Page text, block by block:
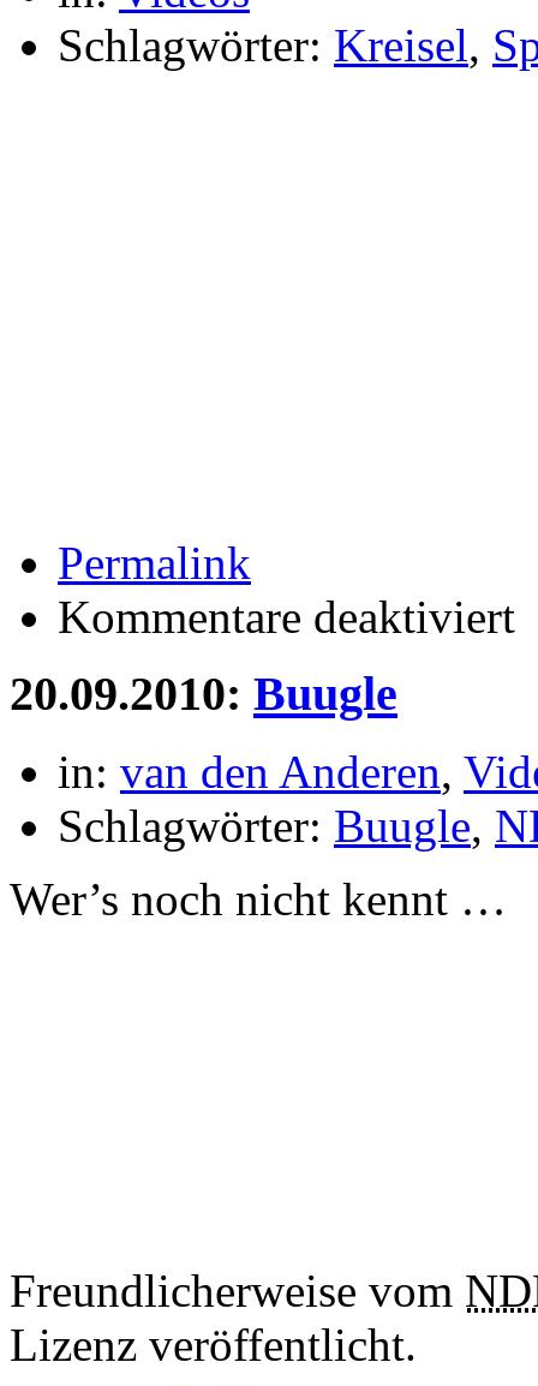
Schlagwörter: Kreisel,
Permalink
Kommentare deaktiviert
20.09.2010: Buugle
in: van den Anderen,
Schlagwörter: Buugle,
Wer’s noch nicht kennt …
Freundlicherweise vom
Lizenz veröffentlicht.